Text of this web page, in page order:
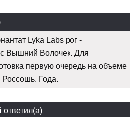
Lyka Labs рог -
Вышний Волочек. Для
первую очередь на объеме
Россошь. Года.
ответил(а)